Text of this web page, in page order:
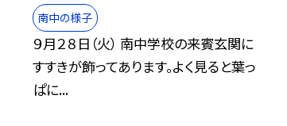
南中の様子
９月２８日（火） 南中学校の来賓玄関に
すすきが飾ってあります。よく見ると葉っ
ぱに...